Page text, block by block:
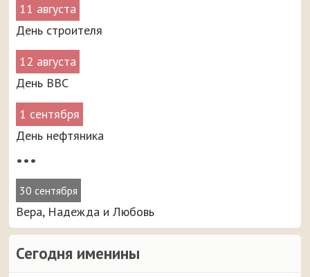
11 августа
День строителя
12 августа
День ВВС
1 сентября
День нефтяника
•••
30 сентября
Вера, Надежда и Любовь
Сегодня именины